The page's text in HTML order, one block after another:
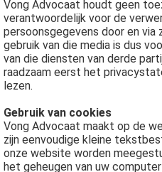
Vong Advocaat houdt geen
verantwoordelijk voor de
persoonsgegevens door en via
gebruik van die media is dus
van die diensten van derde
raadzaam eerst het
lezen.
Gebruik van cookies
Vong Advocaat maakt op de
zijn eenvoudige kleine
onze website worden
het geheugen van uw